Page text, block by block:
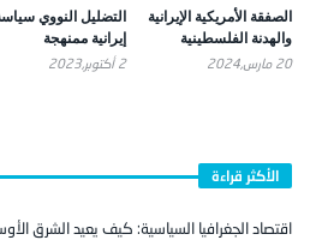
الصفقة الأمريكية الإيرانية
والهدنة الفلسطينية
20 مارس,2024
التضليل النووي
إيرانية ممنهجة
2 أكتوبر,2023
الأكثر قراءة
اقتصاد الجغرافيا السياسية: كيف يعيد الشرق